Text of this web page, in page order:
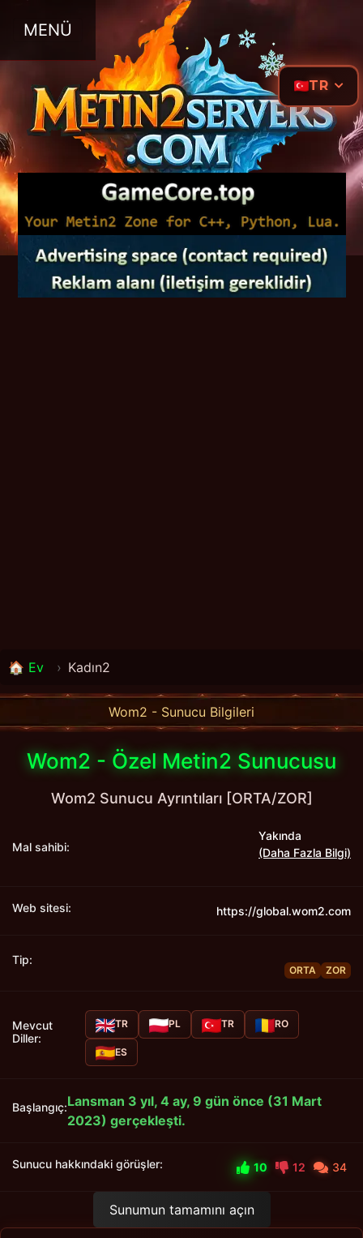
TR
MENÜ
🏠 Ev › Kadın2
Wom2 - Sunucu Bilgileri
Wom2 - Özel Metin2 Sunucusu
Wom2 Sunucu Ayrıntıları [ORTA/ZOR]
Mal sahibi:
Yakında
(Daha Fazla Bilgi)
Web sitesi: https://global.wom2.com
Tip:
ORTA ZOR
Mevcut
Diller:
TR PL TR RO
ES
Başlangıç:Lansman 3 yıl, 4 ay, 9 gün önce (31 Mart
2023) gerçekleşti.
Sunucu hakkındaki görüşler: 10 12 34
Sunumun tamamını açın